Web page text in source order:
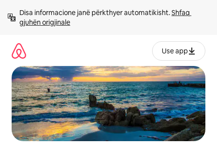
përmbajtja
Disa informacione janë përkthyer automatikisht. Shfaq
gjuhën origjinale
Use app